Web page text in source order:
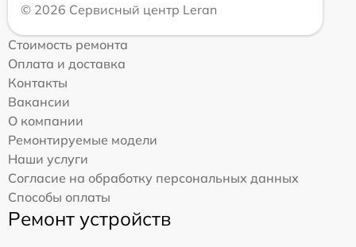
© 2026 Сервисный центр Leran
Стоимость ремонта
Оплата и доставка
Контакты
Вакансии
О компании
Ремонтируемые модели
Наши услуги
Согласие на обработку персональных данных
Способы оплаты
Ремонт устройств